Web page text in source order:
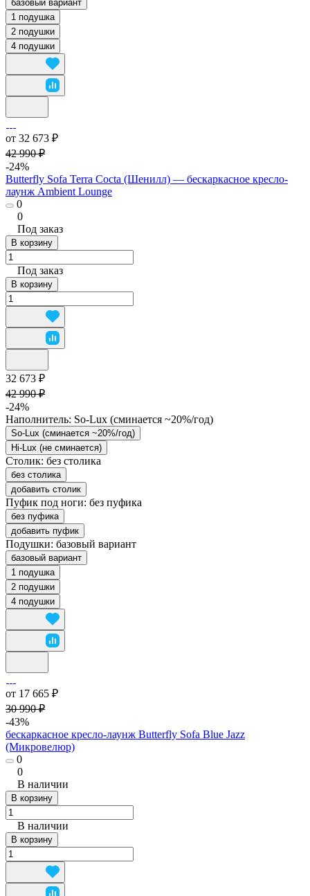
базовый вариант
1 подушка
2 подушки
4 подушки
от 32 673 ₽
42 990 ₽
-24%
Butterfly Sofa Terra Cocta (Шенилл) — бескаркасное кресло-
лаунж Ambient Lounge
0
0
Под заказ
В корзину
Под заказ
В корзину
32 673 ₽
42 990 ₽
-24%
Наполнитель: So-Lux (cминается ~20%/год)
So-Lux (cминается ~20%/год)
Hi-Lux (не сминается)
Столик: без столика
без столика
добавить столик
Пуфик под ноги: без пуфика
без пуфика
добавить пуфик
Подушки: базовый вариант
базовый вариант
1 подушка
2 подушки
4 подушки
от 17 665 ₽
30 990 ₽
-43%
бескаркасное кресло-лаунж Butterfly Sofa Blue Jazz
(Микровелюр)
0
0
В наличии
В корзину
В наличии
В корзину